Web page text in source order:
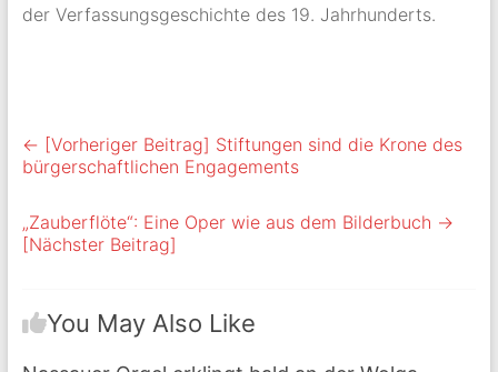
der Verfassungsgeschichte des 19. Jahrhunderts.
← [Vorheriger Beitrag] Stiftungen sind die Krone des
bürgerschaftlichen Engagements
„Zauberflöte“: Eine Oper wie aus dem Bilderbuch →
[Nächster Beitrag]
You May Also Like